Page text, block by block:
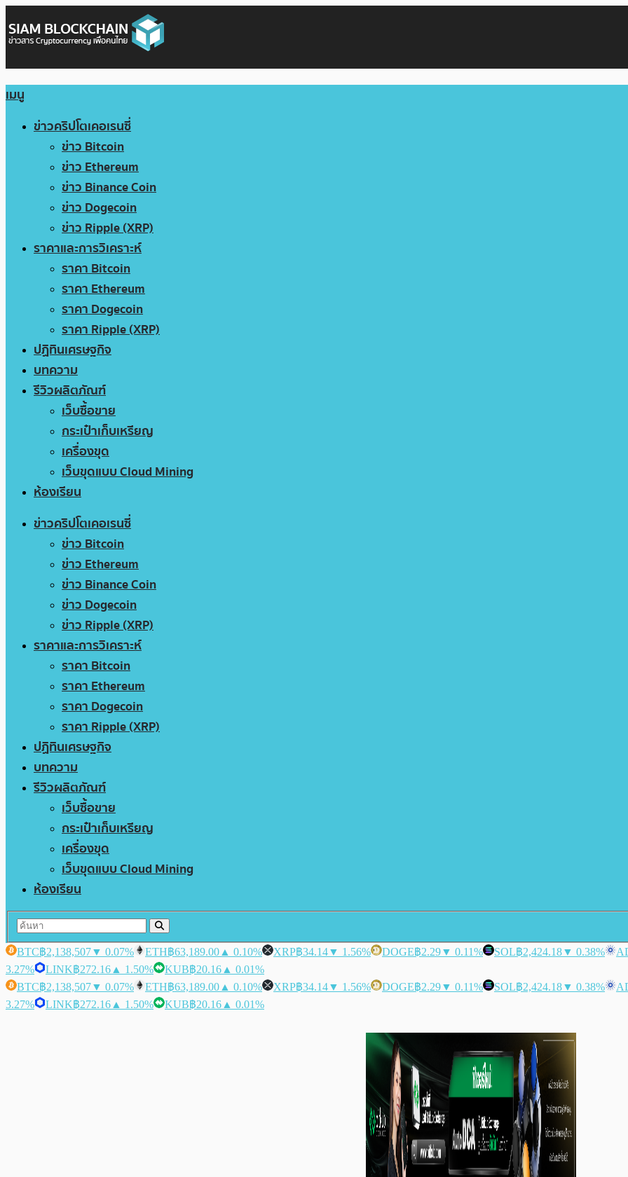
เมนู
ข่าวคริปโตเคอเรนซี่
ข่าว Bitcoin
ข่าว Ethereum
ข่าว Binance Coin
ข่าว Dogecoin
ข่าว Ripple (XRP)
ราคาและการวิเคราะห์
ราคา Bitcoin
ราคา Ethereum
ราคา Dogecoin
ราคา Ripple (XRP)
ปฏิทินเศรษฐกิจ
บทความ
รีวิวผลิตภัณฑ์
เว็บซื้อขาย
กระเป๋าเก็บเหรียญ
เครื่องขุด
เว็บขุดแบบ Cloud Mining
ห้องเรียน
ข่าวคริปโตเคอเรนซี่
ข่าว Bitcoin
ข่าว Ethereum
ข่าว Binance Coin
ข่าว Dogecoin
ข่าว Ripple (XRP)
ราคาและการวิเคราะห์
ราคา Bitcoin
ราคา Ethereum
ราคา Dogecoin
ราคา Ripple (XRP)
ปฏิทินเศรษฐกิจ
บทความ
รีวิวผลิตภัณฑ์
เว็บซื้อขาย
กระเป๋าเก็บเหรียญ
เครื่องขุด
เว็บขุดแบบ Cloud Mining
ห้องเรียน
BTC฿2,138,507▼ 0.07% ETH฿63,189.00 ▲ 0.10% XRP฿34.14▼ 1.56% DOGE฿2.29▼ 0.11% SOL฿2,424.18▼ 0.38%
3.27%
LINK฿272.16 ▲ 1.50% KUB฿20.16 ▲ 0.01%
BTC฿2,138,507▼ 0.07% ETH฿63,189.00 ▲ 0.10% XRP฿34.14▼ 1.56% DOGE฿2.29▼ 0.11% SOL฿2,424.18▼ 0.38%
3.27%
LINK฿272.16 ▲ 1.50% KUB฿20.16 ▲ 0.01%